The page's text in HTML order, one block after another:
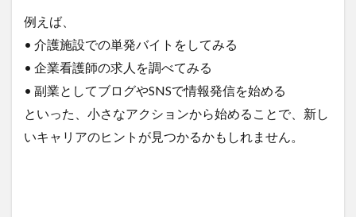
例えば、
• 介護施設での単発バイトをしてみる
• 企業看護師の求人を調べてみる
• 副業としてブログやSNSで情報発信を始める
といった、小さなアクションから始めることで、新し
いキャリアのヒントが見つかるかもしれません。